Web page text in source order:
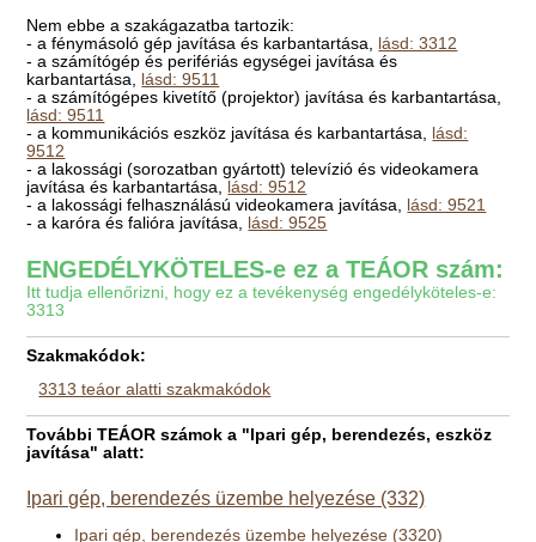
Nem ebbe a szakágazatba tartozik:
- a fénymásoló gép javítása és karbantartása, lásd: 3312
- a számítógép és perifériás egységei javítása és
karbantartása, lásd: 9511
- a számítógépes kivetítő (projektor) javítása és karbantartása,
lásd: 9511
- a kommunikációs eszköz javítása és karbantartása, lásd:
9512
- a lakossági (sorozatban gyártott) televízió és videokamera
javítása és karbantartása, lásd: 9512
- a lakossági felhasználású videokamera javítása, lásd: 9521
- a karóra és falióra javítása, lásd: 9525
ENGEDÉLYKÖTELES-e ez a TEÁOR szám:
Itt tudja ellenőrizni, hogy ez a tevékenység engedélyköteles-e:
3313
Szakmakódok:
3313 teáor alatti szakmakódok
További TEÁOR számok a "Ipari gép, berendezés, eszköz
javítása" alatt:
Ipari gép, berendezés üzembe helyezése (332)
Ipari gép, berendezés üzembe helyezése (3320)